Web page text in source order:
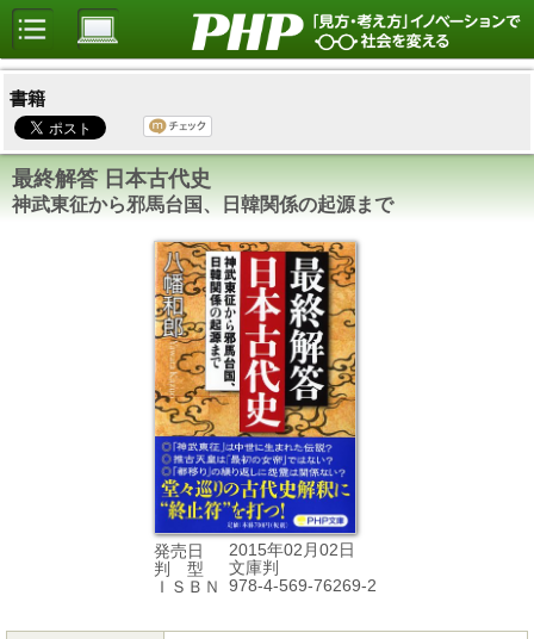
書籍
最終解答 日本古代史
神武東征から邪馬台国、日韓関係の起源まで
発売日
2015年02月02日
判 型
文庫判
ＩＳＢＮ
978-4-569-76269-2